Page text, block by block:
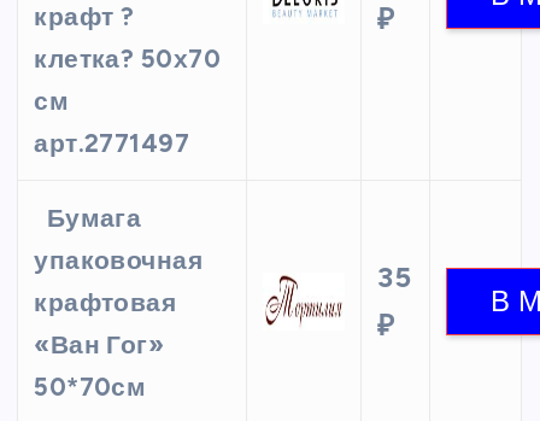
крафт ?
клетка? 50х70
см
арт.2771497
₽
Бумага
упаковочная
крафтовая
«Ван Гог»
50*70см
35
₽